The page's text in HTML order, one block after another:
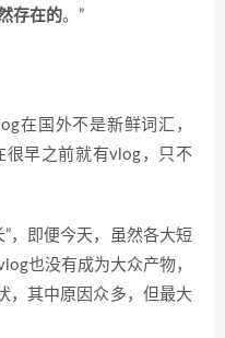
存在的。”
在国外不是新鲜词汇，
很早之前就有vlog，只不
，即便今天，虽然各大短
也没有成为大众产物，
，其中原因众多，但最大